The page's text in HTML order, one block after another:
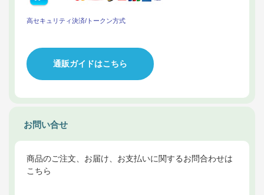
高セキュリティ決済/トークン方式
通販ガイドはこちら
お問い合せ
商品のご注文、お届け、お支払いに関するお問合わせは
こちら